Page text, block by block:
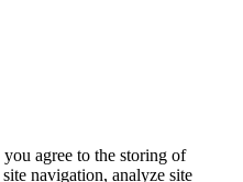
agree to the storing of
navigation, analyze site